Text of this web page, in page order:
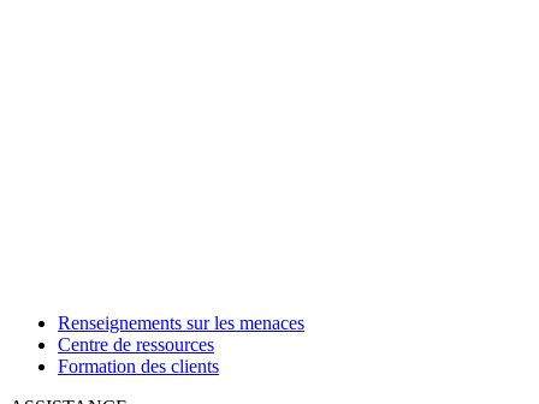
Renseignements sur les menaces
Centre de ressources
Formation des clients